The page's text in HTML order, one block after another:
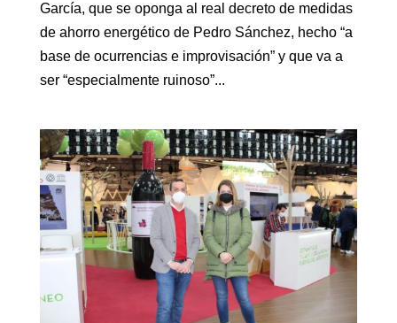
García, que se oponga al real decreto de medidas
de ahorro energético de Pedro Sánchez, hecho “a
base de ocurrencias e improvisación” y que va a
ser “especialmente ruinoso”...